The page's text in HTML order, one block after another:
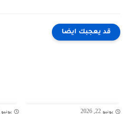
قد يعجبك ايضا
يونيو 22, 2026 يونيو 21, 2026